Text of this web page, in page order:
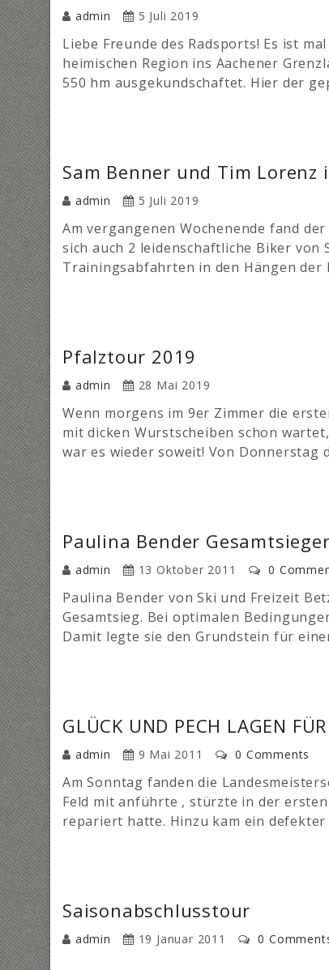
admin 5 Juli 2019
Liebe Freunde des Radsports! Es ist
heimischen Region ins Aachener
550 hm ausgekundschaftet. Hier der
Sam Benner und Tim Lorenz
admin 5 Juli 2019
Am vergangenen Wochenende fand
sich auch 2 leidenschaftliche Biker von
Trainingsabfahrten in den Hängen der
Pfalztour 2019
admin 28 Mai 2019
Wenn morgens im 9er Zimmer die
mit dicken Wurstscheiben schon
war es wieder soweit! Von Donnerstag
Paulina Bender
admin 13 Oktober 2011 0
Paulina Bender von Ski und Freizeit
Gesamtsieg. Bei optimalen
Damit legte sie den Grundstein für
GLÜCK UND PECH LAGEN
admin 9 Mai 2011 0 Comments
Am Sonntag fanden die
Feld mit anführte , stürzte in der
repariert hatte. Hinzu kam ein defekter
Saisonabschlusstour
admin 19 Januar 2011 0